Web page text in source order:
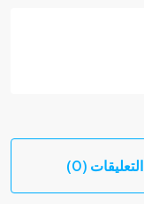
التعليقات (0)